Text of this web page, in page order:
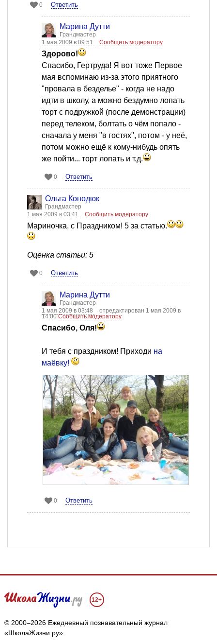
0 Ответить
Марина Дутти
Грандмастер
1 мая 2009 в 09:51
Сообщить модератору
Здорово!
Спасибо, Гертруда! Я вот тоже Первое
мая вспоминаю из-за этого приятного
"провала в безделье" - когда не надо
идти в школу, а можно бездумно лопать
торт с подружкой (после демонстрации)
перед телеком, болтать о чём попало -
сначала у меня "в гостях", потом - у неё,
потом можно ещё к кому-нибудь опять
же пойти... торт лопать и т.д.
0 Ответить
Ольга Конодюк
Грандмастер
1 мая 2009 в 03:41
Сообщить модератору
Мариночка, с Праздником! 5 за статью.
Оценка статьи: 5
0 Ответить
Марина Дутти
Грандмастер
1 мая 2009 в 03:48
отредактирован 1 мая 2009 в
14:00Сообщить модератору
Спасибо, Оля!
И тебя с праздником! Приходи на
маёвку!
0 Ответить
12+
© 2000–2026 Ежедневный познавательный журнал
«ШколаЖизни.ру»